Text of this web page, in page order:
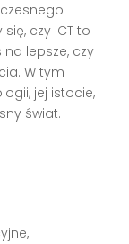
czy ICT to
na lepsze, czy
W tym
jej istocie,
świat.